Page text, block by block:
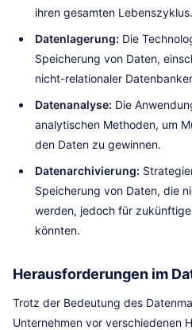
ihren gesamten Lebenszyklus.
Datenlagerung: Die
Speicherung von Daten,
nicht-relationaler
Datenanalyse: Die
analytischen Methoden, um
den Daten zu gewinnen.
Datenarchivierung:
Speicherung von Daten, die
werden, jedoch für
könnten.
Herausforderungen im
Trotz der Bedeutung des
Unternehmen vor verschiedenen